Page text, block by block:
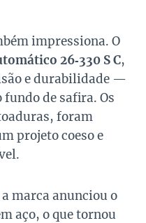
impressiona. O
26‑330 S C,
e durabilidade —
de safira. Os
foram
projeto coeso e
marca anunciou o
aço, o que tornou